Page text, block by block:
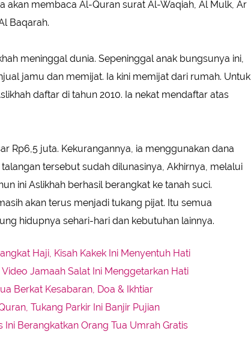
akan membaca Al-Quran surat Al-Waqiah, Al Mulk, Ar
Baqarah.
meninggal dunia. Sepeninggal anak bungsunya ini,
jamu dan memijat. Ia kini memijat dari rumah. Untuk
daftar di tahun 2010. Ia nekat mendaftar atas
Rp6,5 juta. Kekurangannya, ia menggunakan dana
tersebut sudah dilunasinya, Akhirnya, melalui
ini Aslikhah berhasil berangkat ke tanah suci.
akan terus menjadi tukang pijat. Itu semua
hidupnya sehari-hari dan kebutuhan lainnya.
Haji, Kisah Kakek Ini Menyentuh Hati
Jamaah Salat Ini Menggetarkan Hati
Berkat Kesabaran, Doa & Ikhtiar
Tukang Parkir Ini Banjir Pujian
Berangkatkan Orang Tua Umrah Gratis